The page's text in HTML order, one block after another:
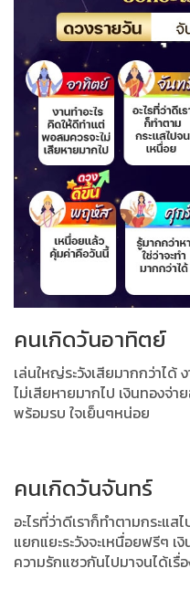
คนเกิดวันอาทิตย์
เล่นใหญ่ระวังเสียมากกว่าได้
ไม่เสียหายมากไป เงินทองจ่
พร้อมรบ ใจเย็นๆหน่อย
คนเกิดวันจันทร์
อะไรที่ว่าดีเราก็ทำตามกระแ
แยกแยะระวังจะเหนื่อยฟรีๆ
ความรักแซวกันไปมาจนได้เรื่